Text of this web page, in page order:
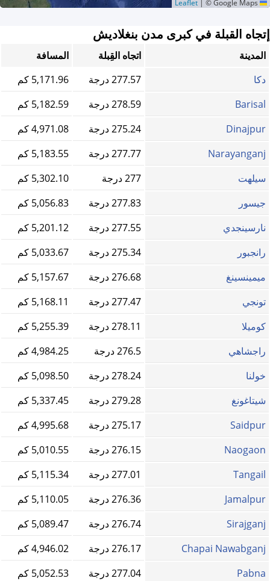
© Google Maps
إتجاه القبلة في كبرى مدن بنغلاديش
المدينة اتجاه القِبلة
المسافة
دكا
277.57 درجة
5,171.96 كم
Barisal
278.59 درجة
5,182.59 كم
Dinajpur
275.24 درجة
4,971.08 كم
Narayanganj
277.77 درجة
5,183.55 كم
سيلهت
277 درجة
5,302.10 كم
جيسور
277.83 درجة
5,056.83 كم
نارسينجدي
277.55 درجة
5,201.12 كم
رانجبور
275.34 درجة
5,033.67 كم
ميمينسينغ
276.68 درجة
5,157.67 كم
تونجي
277.47 درجة
5,168.11 كم
كوميلا
278.11 درجة
5,255.39 كم
راجشاهي
276.5 درجة
4,984.25 كم
خولنا
278.24 درجة
5,098.50 كم
شيتاغونغ
279.28 درجة
5,337.45 كم
Saidpur
275.17 درجة
4,995.68 كم
Naogaon
276.15 درجة
5,010.55 كم
Tangail
277.01 درجة
5,115.34 كم
Jamalpur
276.36 درجة
5,110.05 كم
Sirajganj
276.74 درجة
5,089.47 كم
Chapai Nawabganj
276.17 درجة
4,946.02 كم
Pabna
277.04 درجة
5,052.53 كم